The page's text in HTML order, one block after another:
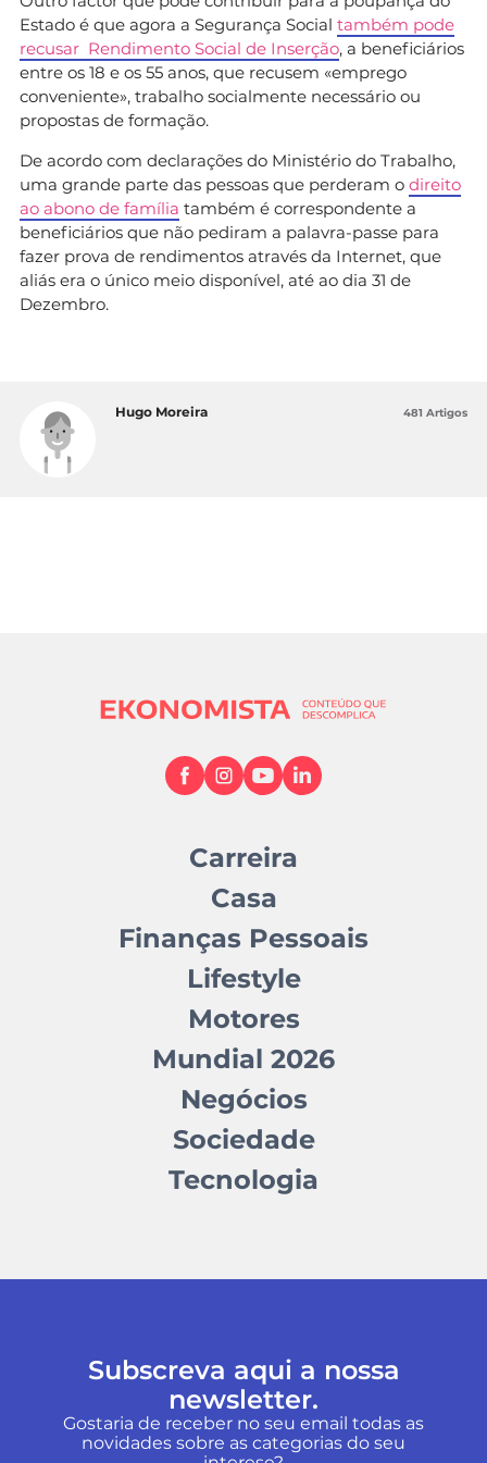
Estado é que agora a Segurança Social também pode
recusar Rendimento Social de Inserção, a beneficiários
entre os 18 e os 55 anos, que recusem «emprego
conveniente», trabalho socialmente necessário ou
propostas de formação.
De acordo com declarações do Ministério do Trabalho,
uma grande parte das pessoas que perderam o direito
ao abono de família também é correspondente a
beneficiários que não pediram a palavra-passe para
fazer prova de rendimentos através da Internet, que
aliás era o único meio disponível, até ao dia 31 de
Dezembro.
Hugo Moreira 481 Artigos
Carreira
Casa
Finanças Pessoais
Lifestyle
Motores
Mundial 2026
Negócios
Sociedade
Tecnologia
Subscreva aqui a nossa
newsletter.
Gostaria de receber no seu email todas as
novidades sobre as categorias do seu